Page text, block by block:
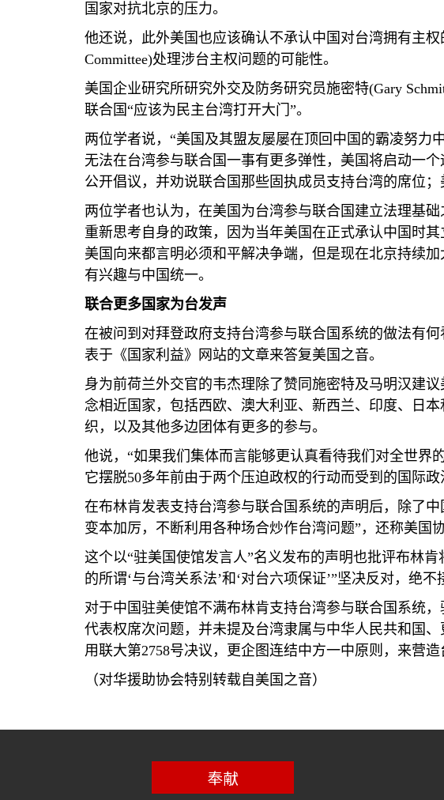
国家对抗北京的压力。
他还说，此外美国也应该确认不承认中国对台湾拥有主
Committee)处理涉台主权问题的可能性。
美国企业研究所研究外交及防务研究员施密特(Gary
联合国“应该为民主台湾打开大门”。
两位学者说，“美国及其盟友屡屡在顶回中国的霸凌努力
无法在台湾参与联合国一事有更多弹性，美国将启动一
公开倡议，并劝说联合国那些固执成员支持台湾的席位
两位学者也认为，在美国为台湾参与联合国建立法理基础
重新思考自身的政策，因为当年美国在正式承认中国时
美国向来都言明必须和平解决争端，但是现在北京持续
有兴趣与中国统一。
联合更多国家为台发声
在被问到对拜登政府支持台湾参与联合国系统的做法有
表于《国家利益》网站的文章来答复美国之音。
身为前荷兰外交官的韦杰理除了赞同施密特及马明汉建
念相近国家，包括西欧、澳大利亚、新西兰、印度、日
织，以及其他多边团体有更多的参与。
他说，“如果我们集体而言能够更认真看待我们对全世
它摆脱50多年前由于两个压迫政权的行动而受到的国际政
在布林肯发表支持台湾参与联合国系统的声明后，除了
变本加厉，不断利用各种场合炒作台湾问题”，还称美国
这个以“驻美国使馆发言人”名义发布的声明也批评布林
的所谓‘与台湾关系法’和‘对台六项保证’”坚决反对，绝不
对于中国驻美使馆不满布林肯支持台湾参与联合国系统
代表权席次问题，并未提及台湾隶属与中华人民共和国
用联大第2758号决议，更企图连结中方一中原则，来营
（对华援助协会特别转载自美国之音）
奉献